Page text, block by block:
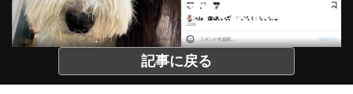
記事に戻る